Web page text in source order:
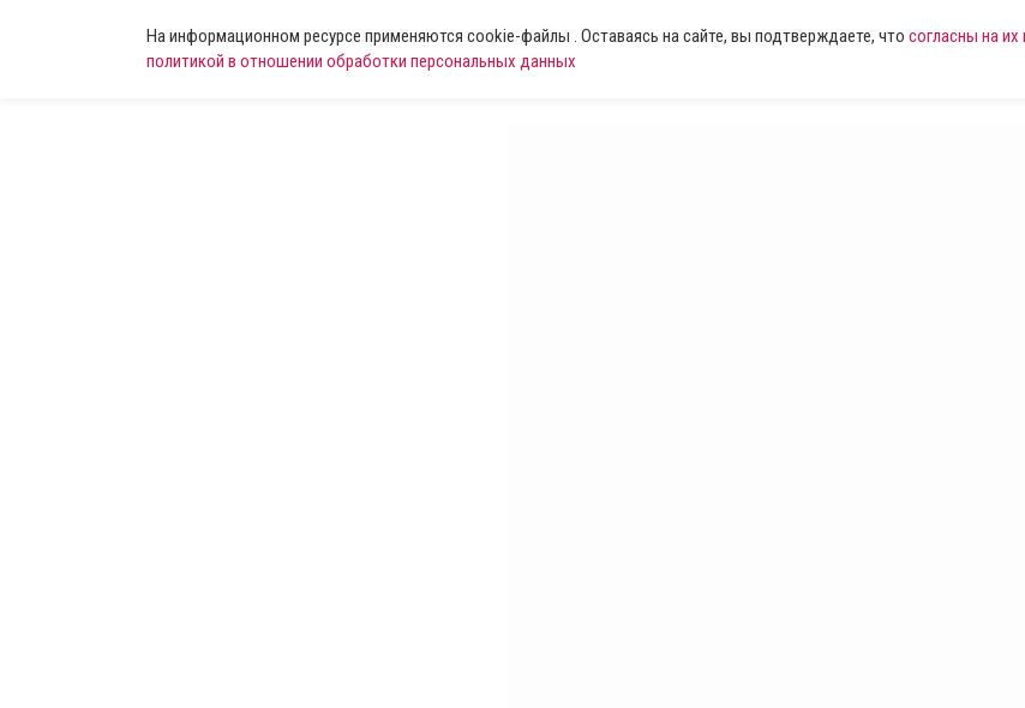
На информационном ресурсе применяются cookie-файлы . Оставаясь на сайте, вы подтверждаете, что согласны на их
политикой в отношении обработки персональных данных